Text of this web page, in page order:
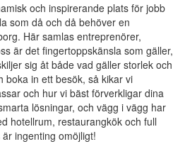
och inspirerande plats för jobb
som då och då behöver en
Här samlas entreprenörer,
är det fingertoppskänsla som gäller,
sig åt både vad gäller storlek och
boka in ett besök, så kikar vi
och hur vi bäst förverkligar dina
lösningar, och vägg i vägg har
hotellrum, restaurangkök och full
ingenting omöjligt!